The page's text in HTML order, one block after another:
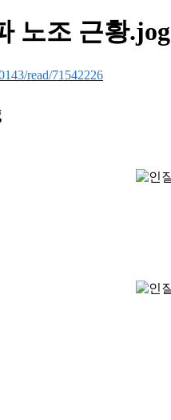
노조 근황.jog
read/71542226